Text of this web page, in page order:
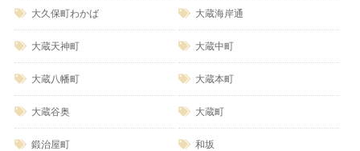
大久保町わかば 大蔵海岸通
大蔵天神町 大蔵中町
大蔵八幡町 大蔵本町
大蔵谷奥 大蔵町
鍛治屋町 和坂